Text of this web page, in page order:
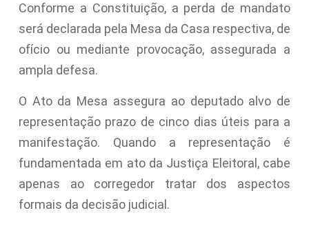
Conforme a Constituição, a perda de mandato
será declarada pela Mesa da Casa respectiva, de
ofício ou mediante provocação, assegurada a
ampla defesa.
O Ato da Mesa assegura ao deputado alvo de
representação prazo de cinco dias úteis para a
manifestação. Quando a representação é
fundamentada em ato da Justiça Eleitoral, cabe
apenas ao corregedor tratar dos aspectos
formais da decisão judicial.